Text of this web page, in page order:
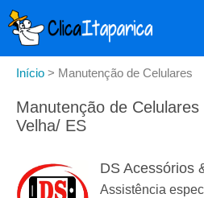
Início > Manutenção de Celulares
Manutenção de
Velha/ ES
DS Acessórios
Assistência